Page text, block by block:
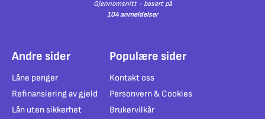
Gjennomsnitt - basert på
104 anmeldelser
Andre sider
Låne penger
Refinansiering av gjeld
Lån uten sikkerhet
Populære sider
Kontakt oss
Personvern & Cookies
Brukervilkår